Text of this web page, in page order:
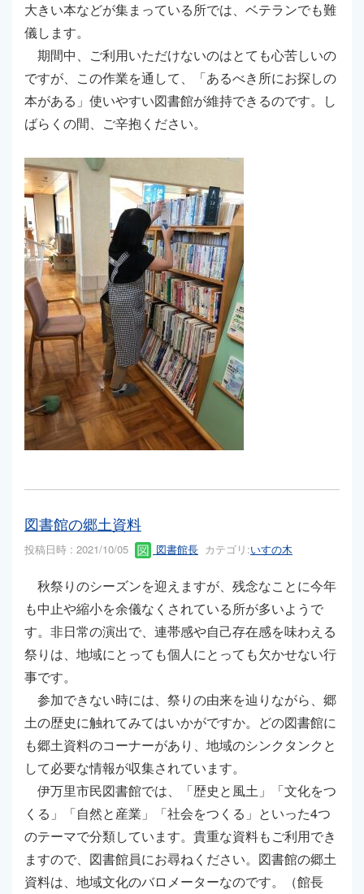
大きい本などが集まっている所では、ベテランでも難
儀します。
期間中、ご利用いただけないのはとても心苦しいの
ですが、この作業を通して、「あるべき所にお探しの
本がある」使いやすい図書館が維持できるのです。し
ばらくの間、ご辛抱ください。
図書館の郷土資料
投稿日時 : 2021/10/05 図書館長 カテゴリ:いすの木
秋祭りのシーズンを迎えますが、残念なことに今年
も中止や縮小を余儀なくされている所が多いようで
す。非日常の演出で、連帯感や自己存在感を味わえる
祭りは、地域にとっても個人にとっても欠かせない行
事です。
参加できない時には、祭りの由来を辿りながら、郷
土の歴史に触れてみてはいかがですか。どの図書館に
も郷土資料のコーナーがあり、地域のシンクタンクと
して必要な情報が収集されています。
伊万里市民図書館では、「歴史と風土」「文化をつ
くる」「自然と産業」「社会をつくる」といった4つ
のテーマで分類しています。貴重な資料もご利用でき
ますので、図書館員にお尋ねください。図書館の郷土
資料は、地域文化のバロメーターなのです。（館長